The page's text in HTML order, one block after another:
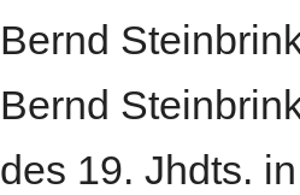
Bernd
Bernd
des 19. Jhdts.